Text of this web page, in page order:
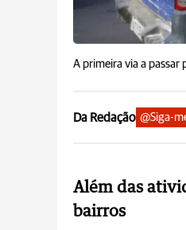
A primeira via a passar
Da Redação @Siga-
Além das
bairros